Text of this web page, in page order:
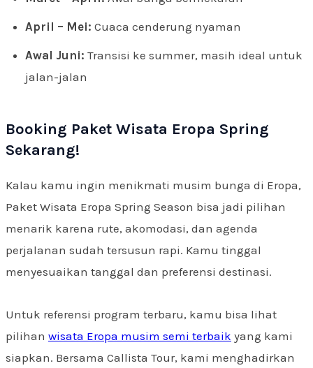
April – Mei: Cuaca cenderung nyaman
Awal Juni: Transisi ke summer, masih ideal untuk
jalan-jalan
Booking Paket Wisata Eropa Spring
Sekarang!
Kalau kamu ingin menikmati musim bunga di Eropa,
Paket Wisata Eropa Spring Season bisa jadi pilihan
menarik karena rute, akomodasi, dan agenda
perjalanan sudah tersusun rapi. Kamu tinggal
menyesuaikan tanggal dan preferensi destinasi.
Untuk referensi program terbaru, kamu bisa lihat
pilihan wisata Eropa musim semi terbaik yang kami
siapkan. Bersama Callista Tour, kami menghadirkan